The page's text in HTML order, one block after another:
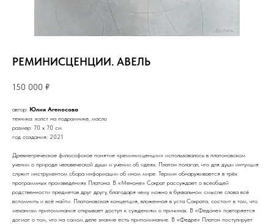
РЕМИНИСЦЕНЦИИ. АВЕЛЬ
150 000 ₽
автор: Юлия Агеносова
техника: холст на подрамнике, масло
размер: 70 х 70 см
год создания: 2021
Древнегреческое философское понятие «реминисценции» использовалось в платоновском
учении о природе человеческой души и учении об идеях. Платон полагал, что для души интуиция
служит инструментом сбора информации об ином мире. Термин обнаруживается в трёх
программных произведениях Платона. В «Меноне» Сократ рассуждает о всеобщей
родственности предметов друг другу, благодаря чему можно в буквальном смысле слова всё
вспомнить и всё найти. Платоновская концепция, вложенная в уста Сократа, состоит в том, что
механизм припоминания открывает доступ к суждениям о причинах. В «Федоне» повторяется
догмат о том, что на самом деле знание есть припоминание. В «Федре» Платон постулирует